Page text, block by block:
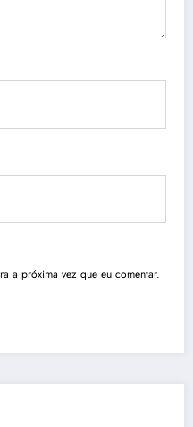
a próxima vez que eu comentar.